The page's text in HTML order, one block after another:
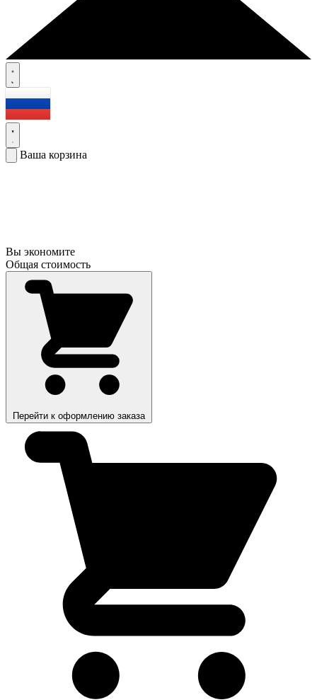
Ваша корзина
Вы экономите
Общая стоимость
Перейти к оформлению заказа